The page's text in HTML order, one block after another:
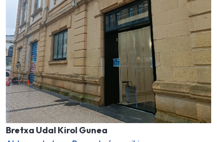
Bretxa Udal Kirol Gunea